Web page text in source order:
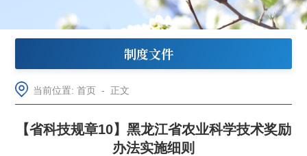
制度文件
当前位置:首页 - 正文
【省科技规章10】黑龙江省农业科学技术奖励
办法实施细则